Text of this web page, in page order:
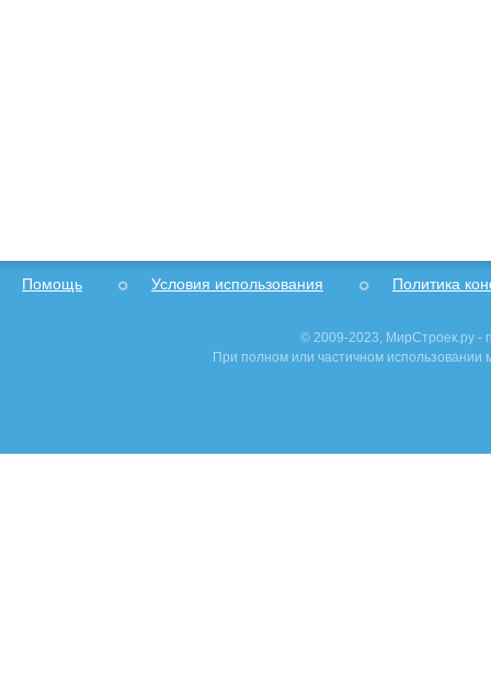
Помощь Условия использования Политика
© 2009-2023, МирСтроек.ру -
При полном или частичном использовании